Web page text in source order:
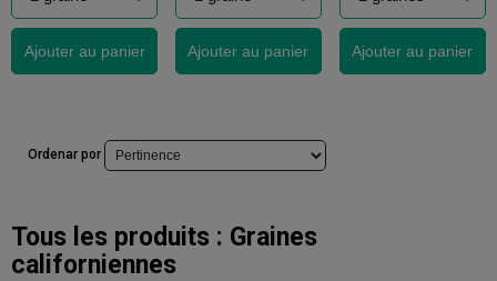
Ajouter au panier Ajouter au panier Ajouter au panier
Ordenar por
Tous les produits : Graines
californiennes